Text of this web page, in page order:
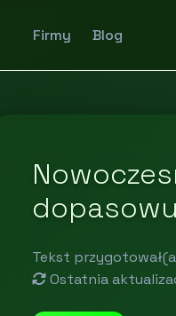
Firmy Blog
Tekst
Ostatnia